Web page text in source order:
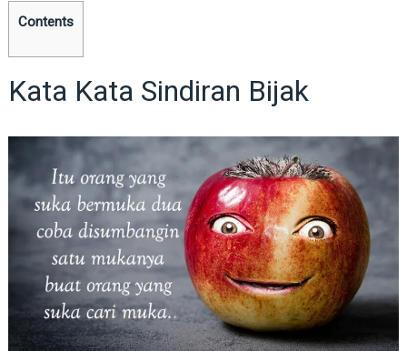
Contents
Kata Kata Sindiran Bijak